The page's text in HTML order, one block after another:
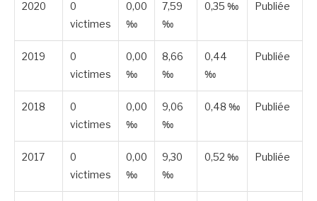
2020
0
victimes
0,00
‰
7,59
‰
0,35 ‰ Publiée
2019
0
victimes
0,00
‰
8,66
‰
0,44
‰
Publiée
2018
0
victimes
0,00
‰
9,06
‰
0,48 ‰ Publiée
2017
0
victimes
0,00
‰
9,30
‰
0,52 ‰ Publiée